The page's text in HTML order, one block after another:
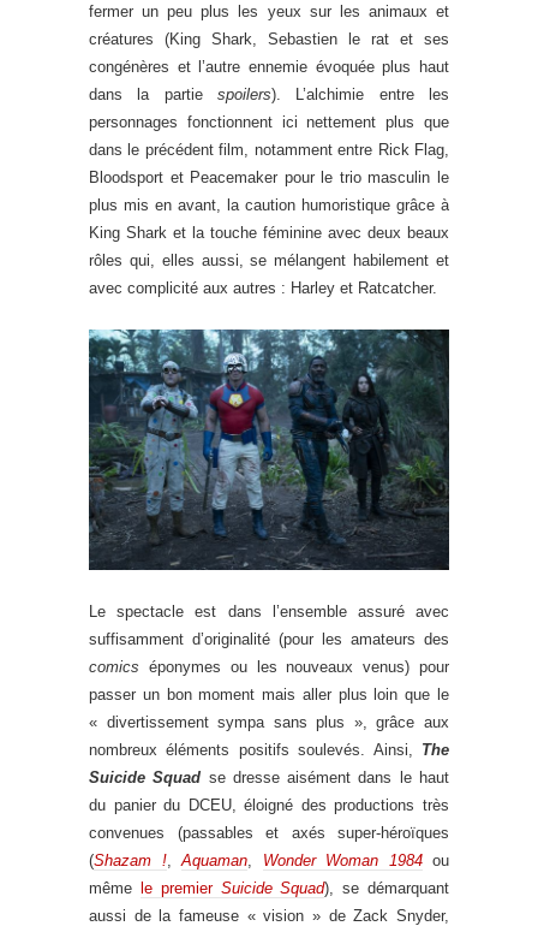
fermer un peu plus les yeux sur les animaux et
créatures (King Shark, Sebastien le rat et ses
congénères et l’autre ennemie évoquée plus haut
dans la partie spoilers). L’alchimie entre les
personnages fonctionnent ici nettement plus que
dans le précédent film, notamment entre Rick Flag,
Bloodsport et Peacemaker pour le trio masculin le
plus mis en avant, la caution humoristique grâce à
King Shark et la touche féminine avec deux beaux
rôles qui, elles aussi, se mélangent habilement et
avec complicité aux autres : Harley et Ratcatcher.
Le spectacle est dans l’ensemble assuré avec
suffisamment d’originalité (pour les amateurs des
comics éponymes ou les nouveaux venus) pour
passer un bon moment mais aller plus loin que le
« divertissement sympa sans plus », grâce aux
nombreux éléments positifs soulevés. Ainsi, The
Suicide Squad se dresse aisément dans le haut
du panier du DCEU, éloigné des productions très
convenues (passables et axés super-héroïques
(Shazam !, Aquaman Wonder Woman 1984ou
même le premier Suicide Squad), se démarquant
aussi de la fameuse « vision » de Zack Snyder,